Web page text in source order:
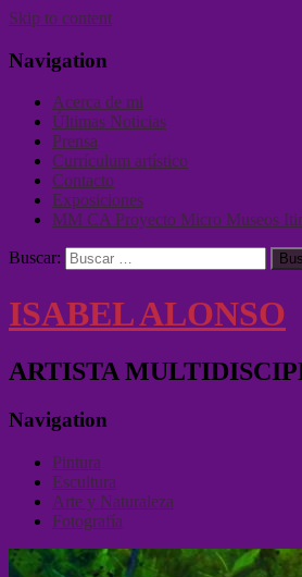
Skip to content
Navigation
Acerca de mi
Últimas Noticias
Prensa
Currículum artístico
Contacto
Exposiciones
MM CA Proyecto Micro Museos
Buscar:
ISABEL ALONSO
ARTISTA
Navigation
Pintura
Escultura
Arte y Naturaleza
Fotografía